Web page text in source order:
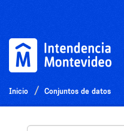
Inicio Conjuntos de datos